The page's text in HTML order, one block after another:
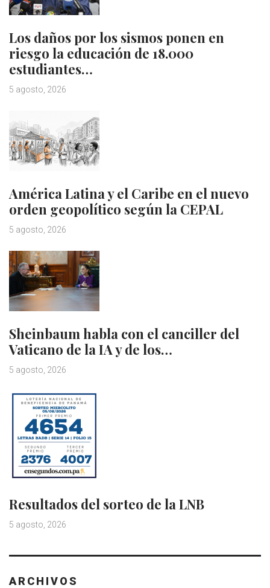
Los daños por los sismos ponen en
riesgo la educación de 18.000
estudiantes…
5 agosto, 2026
América Latina y el Caribe en el nuevo
orden geopolítico según la CEPAL
5 agosto, 2026
Sheinbaum habla con el canciller del
Vaticano de la IA y de los…
5 agosto, 2026
Resultados del sorteo de la LNB
5 agosto, 2026
ARCHIVOS